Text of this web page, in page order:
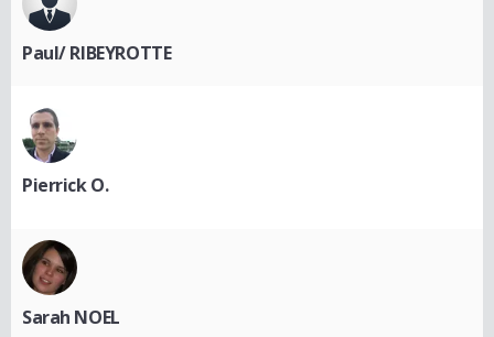
Paul/ RIBEYROTTE
Pierrick O.
Sarah NOEL